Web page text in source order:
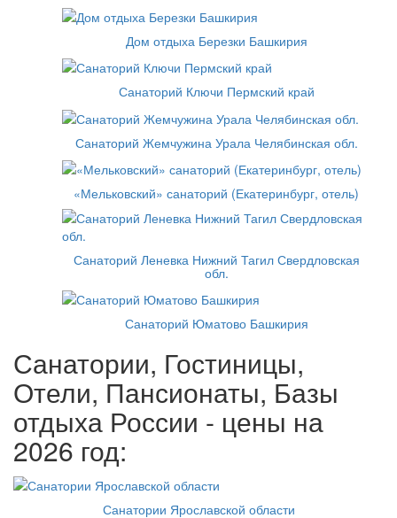
Дом отдыха Березки Башкирия
Санаторий Ключи Пермский край
Санаторий Жемчужина Урала Челябинская обл.
«Мельковский» санаторий (Екатеринбург, отель)
Санаторий Леневка Нижний Тагил Свердловская
обл.
Санаторий Юматово Башкирия
Санатории, Гостиницы,
Отели, Пансионаты, Базы
отдыха России - цены на
2026 год:
Санатории Ярославской области